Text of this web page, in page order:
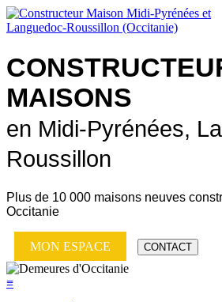
MAISONS
en Midi-Pyrénées,
Roussillon
Plus de 10 000 maisons neuves
Occitanie
MON ESPACE CONTACT
≡